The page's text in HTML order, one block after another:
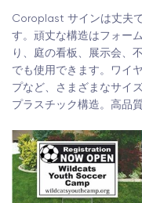
Coroplast サインは丈夫
す。頑丈な構造はフォー
り、庭の看板、展示会、
でも使用できます。ワイ
プなど、さまざまなサイ
プラスチック構造。高品